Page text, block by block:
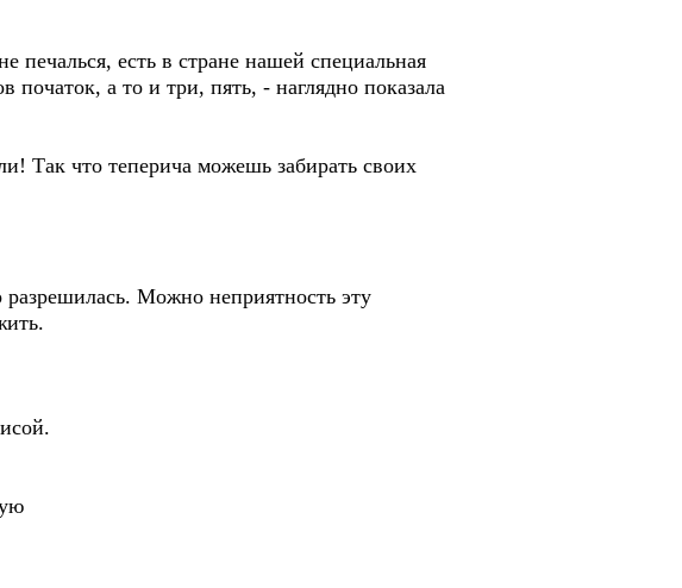
печалься, есть в стране нашей специальная
початок, а то и три, пять, - наглядно показала
Так что теперича можешь забирать своих
Можно неприятность эту